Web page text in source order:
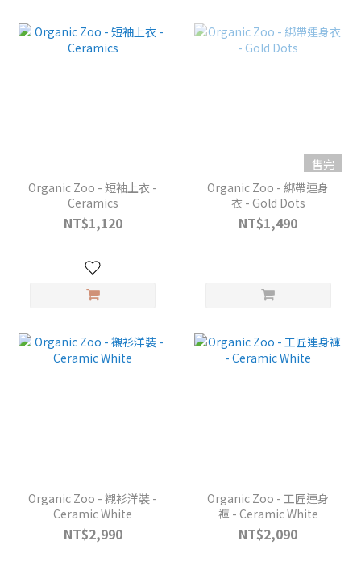
Organic Zoo - 短袖上衣 -
Ceramics
NT$1,120
售完
Organic Zoo - 綁帶連身
衣 - Gold Dots
NT$1,490
Organic Zoo - 襯衫洋裝 -
Ceramic White
NT$2,990
Organic Zoo - 工匠連身
褲 - Ceramic White
NT$2,090